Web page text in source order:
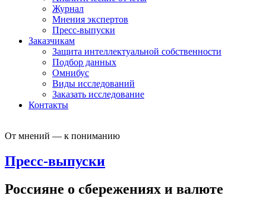
Журнал
Мнения экспертов
Пресс-выпуски
Заказчикам
Защита интеллектуальной собственности
Подбор данных
Омнибус
Виды исследований
Заказать исследование
Контакты
От мнений — к пониманию
Пресс-выпуски
Россияне о сбережениях и валюте